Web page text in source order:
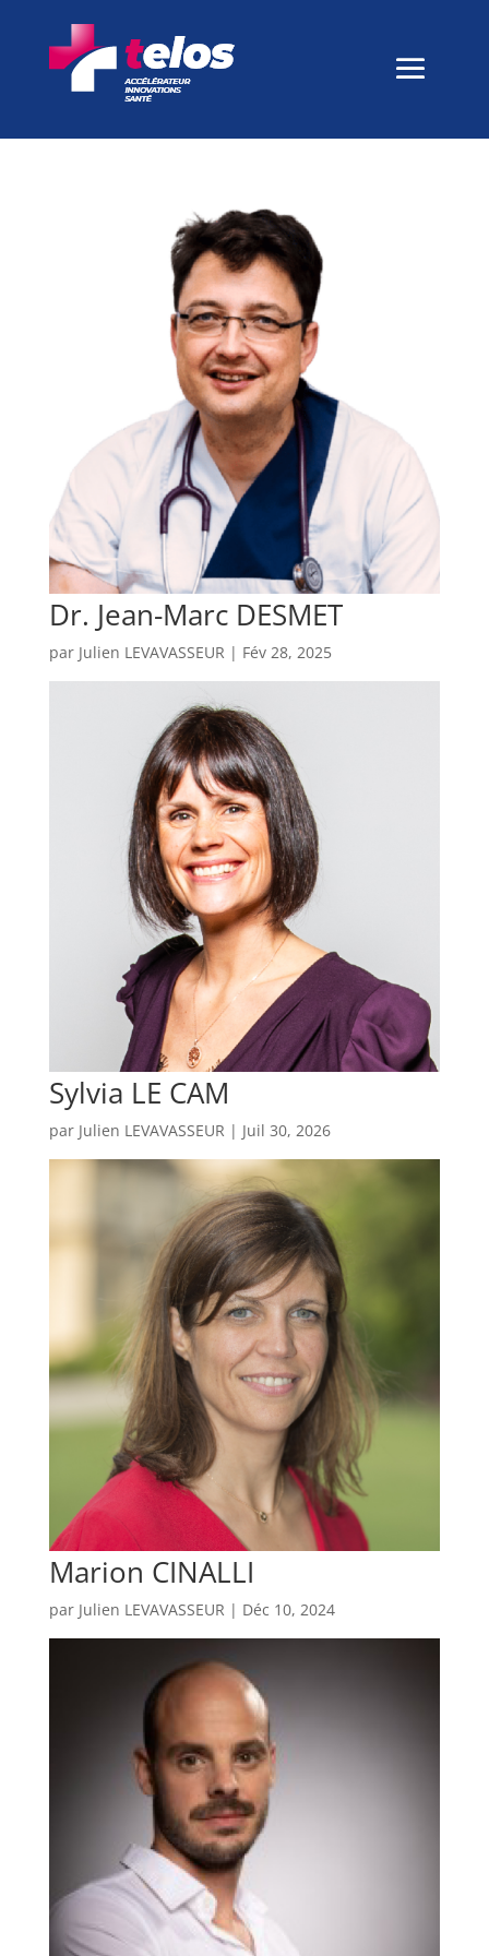
Dr. Jean-Marc DESMET
par Julien LEVAVASSEUR | Fév 28, 2025
Sylvia LE CAM
par Julien LEVAVASSEUR | Juil 30, 2026
Marion CINALLI
par Julien LEVAVASSEUR | Déc 10, 2024